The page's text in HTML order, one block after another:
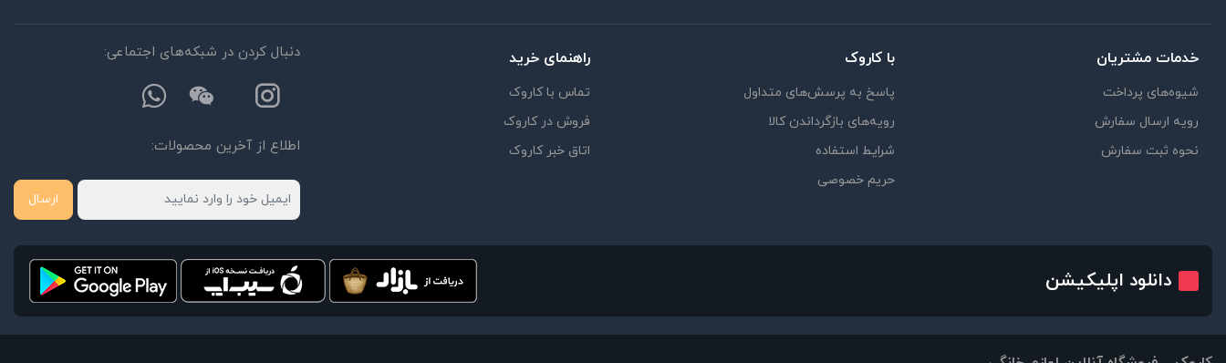
خدمات مشتریان
شیوه‌های پرداخت
رویه ارسال سفارش
نحوه ثبت سفارش
با کاروک
پاسخ به پرسش‌های متداول
رویه‌های بازگرداندن کالا
شرایط استفاده
حریم خصوصی
راهنمای خرید
تماس با کاروک
فروش در کاروک
اتاق خبر کاروک
دنبال کردن در شبکه‌های اجتماعی:
اطلاع از آخرین محصولات:
ارسال
دانلود اپلیکیشن